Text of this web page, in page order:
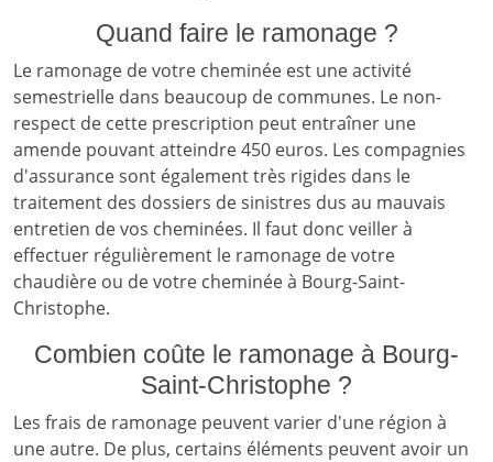
Quand faire le ramonage ?
Le ramonage de votre cheminée est une activité
semestrielle dans beaucoup de communes. Le non-
respect de cette prescription peut entraîner une
amende pouvant atteindre 450 euros. Les compagnies
d'assurance sont également très rigides dans le
traitement des dossiers de sinistres dus au mauvais
entretien de vos cheminées. Il faut donc veiller à
effectuer régulièrement le ramonage de votre
chaudière ou de votre cheminée à Bourg-Saint-
Christophe.
Combien coûte le ramonage à Bourg-
Saint-Christophe ?
Les frais de ramonage peuvent varier d'une région à
une autre. De plus, certains éléments peuvent avoir un